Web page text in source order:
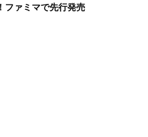
ファミマで先行発売